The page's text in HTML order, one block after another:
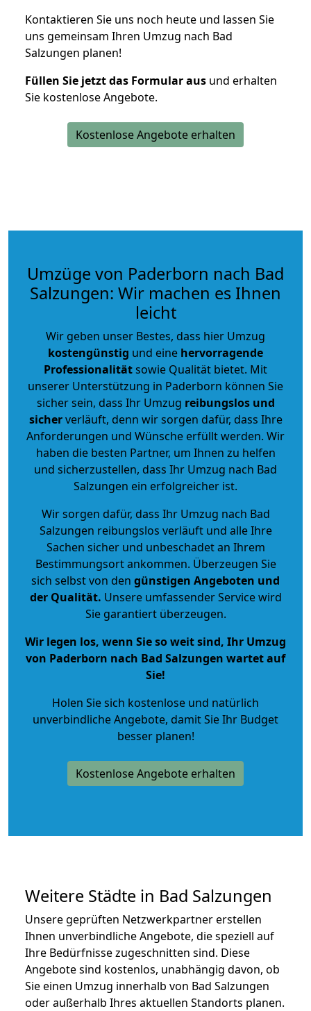
Kontaktieren Sie uns noch heute und lassen Sie
uns gemeinsam Ihren Umzug nach Bad
Salzungen planen!
Füllen Sie jetzt das Formular aus und erhalten
Sie kostenlose Angebote.
Kostenlose Angebote erhalten
Umzüge von Paderborn nach Bad
Salzungen: Wir machen es Ihnen
leicht
Wir geben unser Bestes, dass hier Umzug
kostengünstig und eine hervorragende
Professionalitätsowie Qualität bietet. Mit
unserer Unterstützung in Paderborn können Sie
sicher sein, dass Ihr Umzug reibungslos und
sicherverläuft, denn wir sorgen dafür, dass Ihre
Anforderungen und Wünsche erfüllt werden. Wir
haben die besten Partner, um Ihnen zu helfen
und sicherzustellen, dass Ihr Umzug nach Bad
Salzungen ein erfolgreicher ist.
Wir sorgen dafür, dass Ihr Umzug nach Bad
Salzungen reibungslos verläuft und alle Ihre
Sachen sicher und unbeschadet an Ihrem
Bestimmungsort ankommen. Überzeugen Sie
sich selbst von den günstigen Angeboten und
der Qualität. Unsere umfassender Service wird
Sie garantiert überzeugen.
Wir legen los, wenn Sie so weit sind, Ihr Umzug
von Paderborn nach Bad Salzungen wartet auf
Sie!
Holen Sie sich kostenlose und natürlich
unverbindliche Angebote, damit Sie Ihr Budget
besser planen!
Kostenlose Angebote erhalten
Weitere Städte in Bad Salzungen
Unsere geprüften Netzwerkpartner erstellen
Ihnen unverbindliche Angebote, die speziell auf
Ihre Bedürfnisse zugeschnitten sind. Diese
Angebote sind kostenlos, unabhängig davon, ob
Sie einen Umzug innerhalb von Bad Salzungen
oder außerhalb Ihres aktuellen Standorts planen.